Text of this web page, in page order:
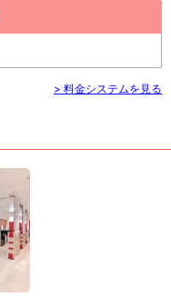
> 料金システムを見る